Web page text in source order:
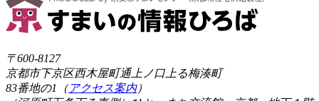
〒600-8127
京都市下京区西木屋町通上ノ口上る梅湊町
83番地の1（ アクセス案内）